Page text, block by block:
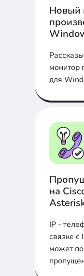
Новый
монитор
для
на
IP -
связке
может